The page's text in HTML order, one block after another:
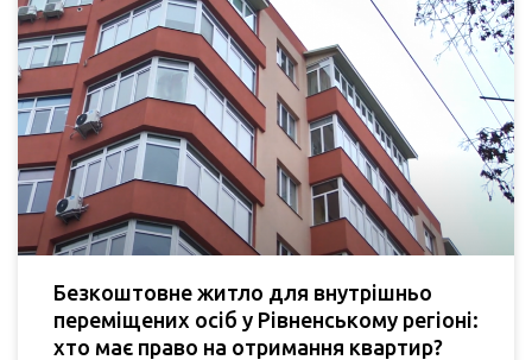
Безкоштовне житло для внутрішньо
переміщених осіб у Рівненському регіоні:
хто має право на отримання квартир?